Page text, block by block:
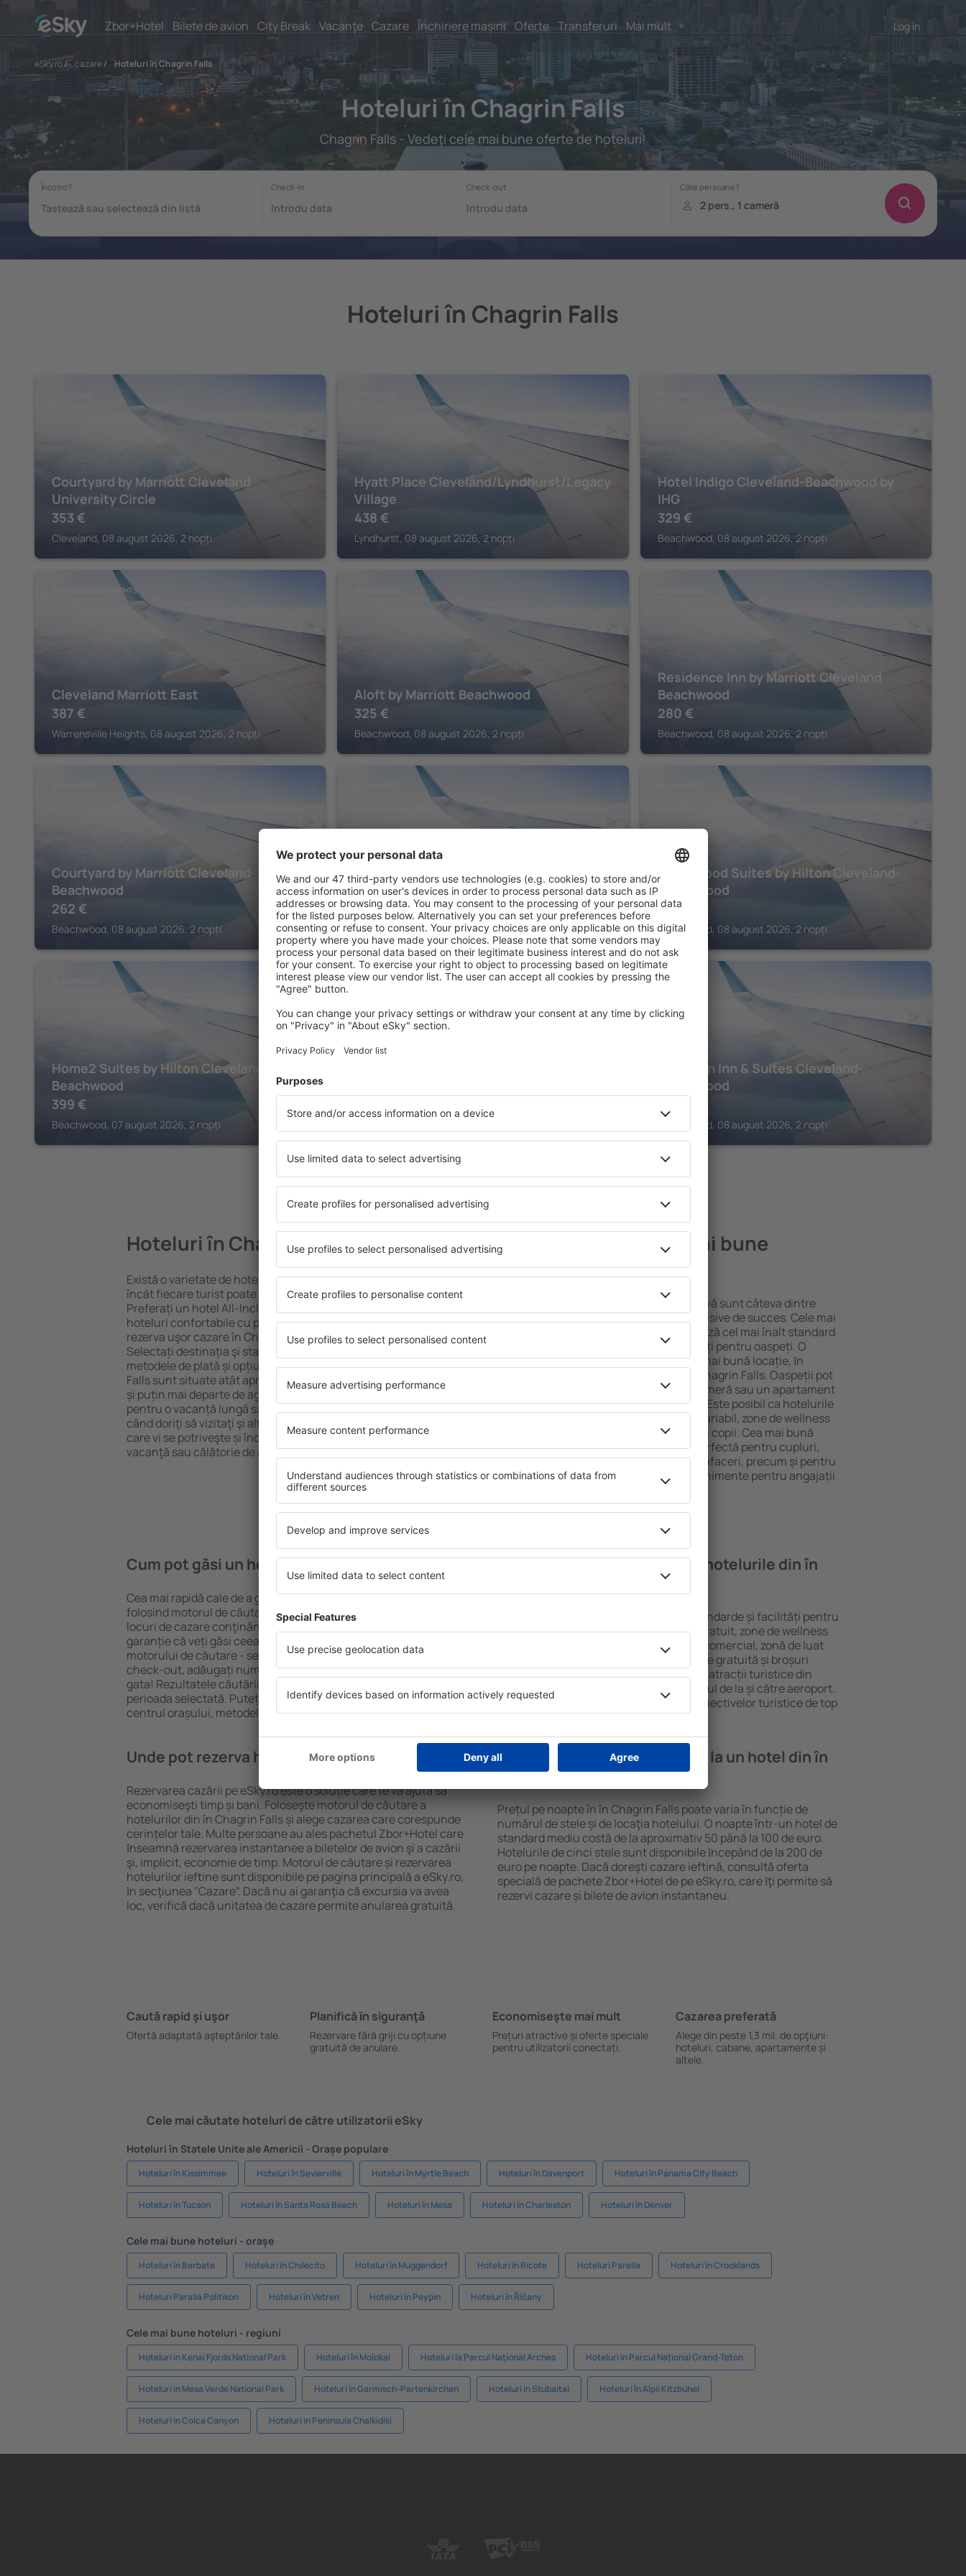
Zbor+Hotel Bilete de avion City Break Vacanţe Cazare Închiriere mașini Oferte Transferuri Mai mult Log in
eSky.ro/ cazare/ Hoteluri în Chagrin Falls
Hoteluri în Chagrin Falls
Chagrin Falls - Vedeţi cele mai bune oferte de hoteluri!
Hoteluri în Chagrin Falls
Courtyard by Marriott Cleveland
University Circle
353 €
Cleveland, 08 august 2026, 2 nopți
Hyatt Place Cleveland/Lyndhurst/Legacy
Village
438 €
Lyndhurst, 08 august 2026, 2 nopți
Hotel Indigo Cleveland-Beachwood by
IHG
329 €
Beachwood, 08 august 2026, 2 nopți
WARRENSVILLE HEIGHTS
Cleveland Marriott East
387 €
Warrensville Heights, 08 august 2026, 2 nopți
Aloft by Marriott Beachwood
325 €
Beachwood, 08 august 2026, 2 nopți
Residence Inn by Marriott Cleveland
Beachwood
280 €
Beachwood, 08 august 2026, 2 nopți
Courtyard by Marriott Cleveland
Beachwood
262 €
Beachwood, 08 august 2026, 2 nopți
Embassy Suites by Hilton Cleveland
Beachwood
308€
Beachwood, 08 august 2026, 2 nopți
Homewood Suites by Hilton Cleveland-
Beachwood
428
Beachwood, 08 august 2026, 2 nopți
Home2 Suites by Hilton Cleveland
Beachwood
399 €
Beachwood, 07 august 2026, 2 nopți
SOLON BEACHWOOD
Hampton Inn & Suites Cleveland-
Beachwood
Beachwood, 08 august 2026, 2 nopți
Vedeți mai multe hoteluri în Chagrin Falls
Hoteluri în Chagrin Falls
Există o varietate de hoteluri disponibile în Chagrin Falls, astfel
încât fiecare turist poate găsi cazare potrivită nevoilor sale.
Preferați un hotel All-Inclusive cu standarde ȋnalte sau preferați
hoteluri confortabile cu preţuri mici? Cu ajutorul nostru puteți
rezerva uşor cazare în Chagrin Falls} pentru orice buget!
Selectați destinația şi standardul pentru hotel, verificați
metodele de plată și opțiunile de anulare. Hotelurile în Chagrin
Falls sunt situate atât aproape de atracţiile turistice populare, cât
și puțin mai departe de aglomerație. Toate sunt disponibile
pentru o vacanță lungă sau perfecte doar pentru o noapte atunci
când doriţi să vizitaţi şi alte oraşe din apropiere. Alegeți hotelul
care vi se potriveşte și începeți să vă faceți bagajele pentru o
vacanţă sau călătorie de afaceri!
Chagrin Falls – cele mai bune
hoteluri
O varietate de servicii și o locație atractivă sunt câteva dintre
elementele cheie ale unui hotel All-Inclusive de succes. Cele mai
bune hoteluri din Chagrin Falls garantează cel mai înalt standard
pentru servicii și o gamă largă de facilități pentru oaspeți. O
cazare cu standarde ridicate oferă cea mai bună locație, ȋn
apropiere de principalele distracţii din Chagrin Falls. Oaspeții pot
folosi parcarea gratuită și pot alege o cameră sau un apartament
care să corespundă perfect nevoilor lor. Este posibil ca hotelurile
cu standarde ȋnalte să ofere un meniu variabil, zone de wellness
precum spa și fitness, și activități pentru copii. Cea mai bună
cazare în Chagrin Falls este o alegere perfectă pentru cupluri,
familii și persoane aflate în călătorie de afaceri, precum și pentru
companii care doresc să organizeze evenimente pentru angajații
Cum pot găsi un hotel în Chagrin Falls?
Cea mai rapidă cale de a găsi un hotel în Chagrin Falls este
folosind motorul de căutare cazare eSky. Baza mare de date cu
locuri de cazare conţinând o gamă largă de opţiuni este o
garanție că veți găsi ceea ce căutați. Completați câmpurile
motorului de căutare - selectați locul, alegeți data de check-in și
check-out, adăugați numărul de oaspeți, numărul de camere şi
gata! Rezultatele căutării vă vor arăta cazarea disponibilă ȋn
perioada selectată. Puteți verifica uşor distanța de la hotel ȋn
centrul orașului, metodele de plată și clasificarea hotelului.
Ce fel de facilităţi voi găsi ȋn hotelurile din în
Hotelurile în Chagrin Falls au diferite standarde și facilități pentru
oaspeți. Cele mai frecvente sunt Wi-Fi gratuit, zone de wellness
cu SPA, mini bar/seif în cameră, centru comercial, zonă de luat
masa, zonă de joacă pentru copii, parcare gratuită și broșuri
informative despre cele mai interesante atracții turistice din
zonă. Unele proprietăți includ și transferul de la și către aeroport.
Uneori, acestea încurajează vizitarea obiectivelor turistice de top
în Chagrin Falls.
Unde pot rezerva hoteluri ȋn în Chagrin Falls?
Rezervarea cazării pe eSky.ro este o soluție care te va ajuta să
economiseşti timp și bani. Foloseşte motorul de căutare a
hotelurilor din în Chagrin Falls și alege cazarea care corespunde
cerințelor tale. Multe persoane au ales pachetul Zbor+Hotel care
ȋnseamnă rezervarea instantanee a biletelor de avion şi a cazării
şi, implicit, economie de timp. Motorul de căutare și rezervarea
hotelurilor ieftine sunt disponibile pe pagina principală a eSky.ro,
ȋn secţiunea "Cazare". Dacă nu ai garanţia că excursia va avea
loc, verifică dacă unitatea de cazare permite anularea gratuită.
Cât costă o noapte de cazare la un hotel din în
Chagrin Falls?
Prețul pe noapte în în Chagrin Falls poate varia în funcție de
numărul de stele și de locaţia hotelului. O noapte într-un hotel de
standard mediu costă de la aproximativ 50 până la 100 de euro.
Hotelurile de cinci stele sunt disponibile ȋncepând de la 200 de
euro pe noapte. Dacă doreşti cazare ieftină, consultă oferta
specială de pachete Zbor+Hotel de pe eSky.ro, care ȋţi permite să
rezervi cazare și bilete de avion instantaneu.
Caută rapid şi uşor
Ofertă adaptată aşteptărilor tale.
Planifică ȋn siguranţă
Rezervare fără griji cu opțiune
gratuită de anulare.
Economiseşte mai mult
Prețuri atractive și oferte speciale
pentru utilizatorii conectați.
Cazarea preferată
Alege din peste 1,3 mil. de opţiuni:
hoteluri, cabane, apartamente și
altele.
Cele mai căutate hoteluri de către utilizatorii eSky
Hoteluri în Statele Unite ale Americii - Orașe populare
Hoteluri în Kissimmee Hoteluri în Sevierville Hoteluri în Myrtle Beach Hoteluri în Davenport Hoteluri în Panama City Beach
Hoteluri în Tucson Hoteluri în Santa Rosa Beach Hoteluri în Mesa Hoteluri în Charleston Hoteluri în Denver
Cele mai bune hoteluri - orașe
Hoteluri în Barbate Hoteluri în Chilecito Hoteluri în Muggendorf Hoteluri în Ricote Hoteluri Parella Hoteluri în Crooklands
Hoteluri Paralia Politikon Hoteluri în Vetren Hoteluri în Peypin Hoteluri în Říčany
Cele mai bune hoteluri - regiuni
Hoteluri in Kenai Fjords National Park Hoteluri în Molokai Hoteluri la Parcul Național Arches Hoteluri in Parcul Național Grand-Teton
Hoteluri in Mesa Verde National Park Hoteluri în Garmisch-Partenkirchen Hoteluri in Stubaital Hoteluri în Alpii Kitzbühel
Hoteluri in Colca Canyon Hoteluri in Peninsula Chalkidiki